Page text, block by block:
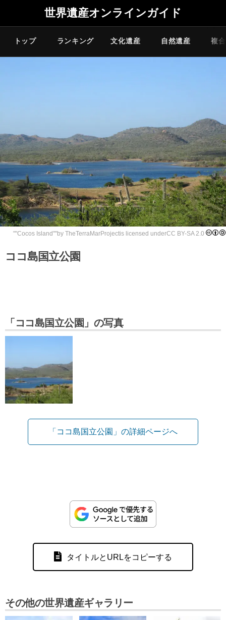
世界遺産オンラインガイド
トップ ランキング 文化遺産 自然遺産 複
""Cocos Island""by TheTerraMarProjectis licensed underCC BY-SA 2.0
ココ島国立公園
「ココ島国立公園」の写真
「ココ島国立公園」の詳細ページへ
タイトルとURLをコピーする
その他の世界遺産ギャラリー